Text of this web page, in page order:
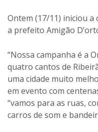
Ontem (17/11) iniciou a
a prefeito Amigão
“Nossa campanha é a
quatro cantos de
uma cidade muito
em evento com
“vamos para as ruas,
carros de som e